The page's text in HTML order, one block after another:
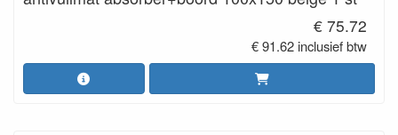
€ 75.72
€ 91.62 inclusief btw